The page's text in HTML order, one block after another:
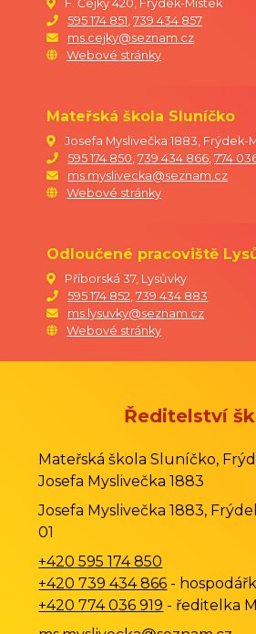
ředitelka MŠ
F. Čejky 420, Frýdek-Místek
595 174 851 ,739 434 857
ms.cejky@seznam.cz
Webové stránky
Mateřská škola Sluníčko
Josefa Myslivečka 1883, Frýdek-
595 174 850 ,739 434 866 ,774
ms.myslivecka@seznam.cz
Webové stránky
Odloučené pracoviště
Příborská 37, Lysůvky
595 174 852 ,739 434 883
ms.lysuvky@seznam.cz
Webové stránky
Ředitelství
Mateřská škola Sluníčko,
Josefa Myslivečka 1883
Josefa Myslivečka 1883,
01
+420 595 174 850
+420 739 434 866 -
+420 774 036 919 - ředitelka